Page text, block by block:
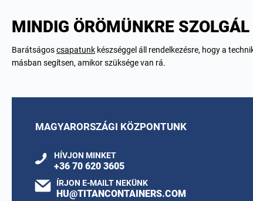
MINDIG ÖRÖMÜNKRE
Barátságoscsapatunk készséggel áll rendelkezésre, hogy a
másban segítsen, amikor szüksége van rá.
MAGYARORSZÁGI KÖZPONTUNK
HÍVJON MINKET
+36 70 620 3605
ÍRJON E-MAILT NEKÜNK
HU@TITANCONTAINERS.COM